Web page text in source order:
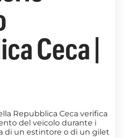
Ceca |
Repubblica Ceca verifica
del veicolo durante i
di un estintore o di un gilet